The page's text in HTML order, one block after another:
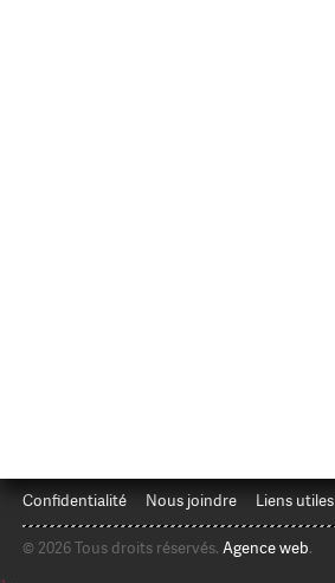
Confidentialité Nous joindre Liens utiles
© 2026 Tous droits réservés. Agence web.